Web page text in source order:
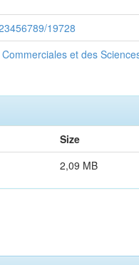
19728
et des
Size
2,09 MB